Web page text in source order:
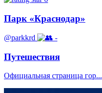
Парк «Краснодар»
@parkkrd -
Путешествия
Официальная страница гор...